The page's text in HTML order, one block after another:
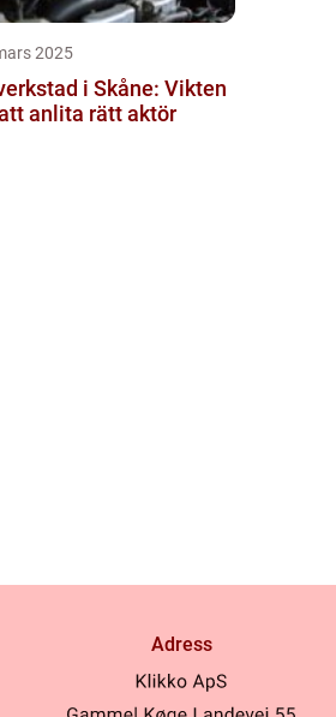
2025
i Skåne: Vikten
anlita rätt aktör
Adress